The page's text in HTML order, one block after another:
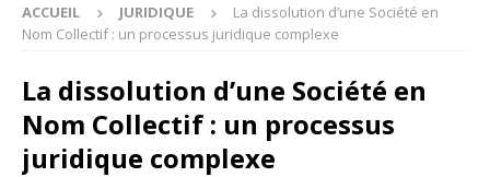
ACCUEIL JURIDIQUE
La dissolution d’une Société en
Nom Collectif : un processus juridique complexe
La dissolution d’une Société en
Nom Collectif : un processus
juridique complexe